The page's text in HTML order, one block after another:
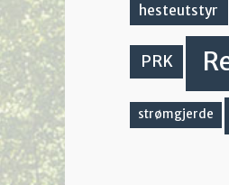
hesteutstyr
PRK
strømgjerde